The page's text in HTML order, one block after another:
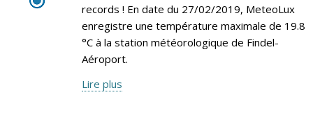
records ! En date du 27/02/2019, MeteoLux
enregistre une température maximale de 19.8
°C à la station météorologique de Findel-
Aéroport.
Lire plus